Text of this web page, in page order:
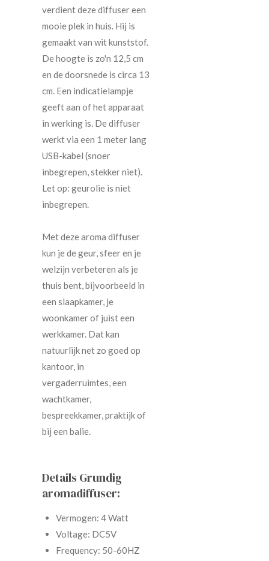
verdient deze diffuser een
mooie plek in huis. Hij is
gemaakt van wit kunststof.
De hoogte is zo'n 12,5 cm
en de doorsnede is circa 13
cm. Een indicatielampje
geeft aan of het apparaat
in werking is. De diffuser
werkt via een 1 meter lang
USB-kabel (snoer
inbegrepen, stekker niet).
Let op: geurolie is niet
inbegrepen.
Met deze aroma diffuser
kun je de geur, sfeer en je
welzijn verbeteren als je
thuis bent, bijvoorbeeld in
een slaapkamer, je
woonkamer of juist een
werkkamer. Dat kan
natuurlijk net zo goed op
kantoor, in
vergaderruimtes, een
wachtkamer,
bespreekkamer, praktijk of
bij een balie.
Details Grundig
aromadiffuser:
Vermogen: 4 Watt
Voltage: DC5V
Frequency: 50-60HZ